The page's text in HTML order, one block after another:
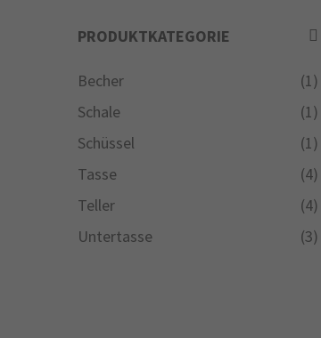
PRODUKTKATEGORIE
Becher
(1)
Schale
(1)
Schüssel
(1)
Tasse
(4)
Teller
(4)
Untertasse
(3)